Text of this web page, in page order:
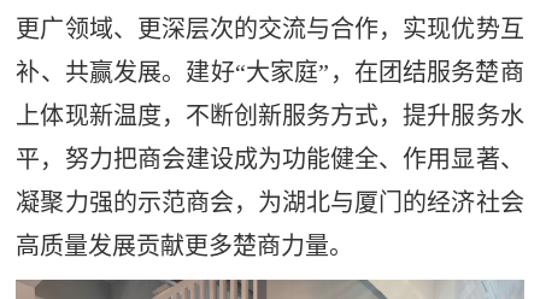
更广领域、更深层次的交流与合作，实现优势互
补、共赢发展。建好“大家庭”，在团结服务楚商
上体现新温度，不断创新服务方式，提升服务水
平，努力把商会建设成为功能健全、作用显著、
凝聚力强的示范商会，为湖北与厦门的经济社会
高质量发展贡献更多楚商力量。